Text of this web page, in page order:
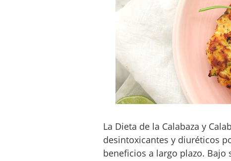
La Dieta de la Calabaza y
desintoxicantes y diuréticos
beneficios a largo plazo.